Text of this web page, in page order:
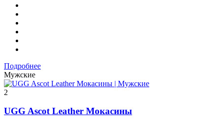
Подробнее
Мужские
2
UGG Ascot Leather Мокасины